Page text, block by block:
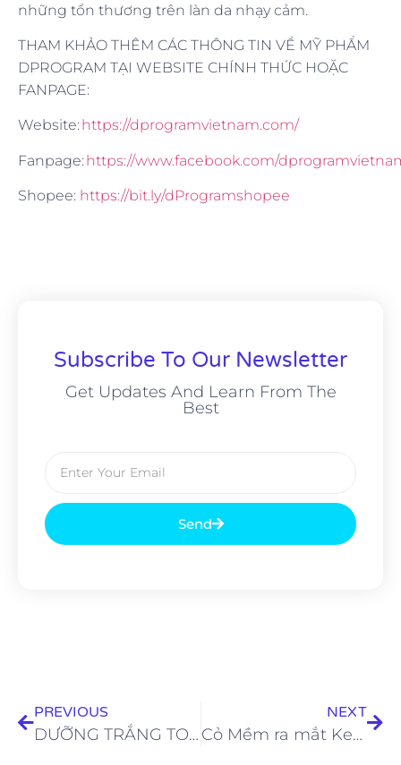
những tổn thương trên làn da nhạy cảm.
THAM KHẢO THÊM CÁC THÔNG TIN VỀ MỸ PHẨM
DPROGRAM TẠI WEBSITE CHÍNH THỨC HOẶC
FANPAGE:
Website: https://dprogramvietnam.com/
Fanpage:https://www.facebook.com/
Shopee: https://bit.ly/dProgramshopee
Subscribe To Our Newsletter
Get Updates And Learn From The
Best
Send
PREVIOUS
DƯỠNG TRẮNG TOÀN DIỆN VỚI NHỮNG SẢN PHẨM LÀM ĐẸP ĐƯỢC ƯA CHUỘNG NHẤT HIỆN NAY
NEXT
Cỏ Mềm ra mắt Kem chống nắng Sâm chiết xuất từ dược liệu tinh tuý mệnh danh “Quốc bảo”